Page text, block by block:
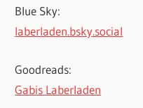
Blue Sky:
laberladen.bsky.social
Goodreads:
Gabis Laberladen